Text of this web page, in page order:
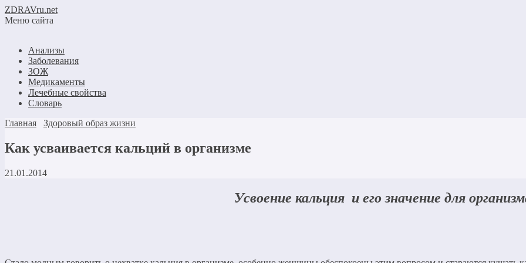
ZDRAVru.net
Меню сайта
Анализы
Заболевания
ЗОЖ
Медикаменты
Лечебные свойства
Словарь
Главная
Здоровый образ жизни
Как усваивается кальций в организме
21.01.2014
Усвоение кальция и его значение для